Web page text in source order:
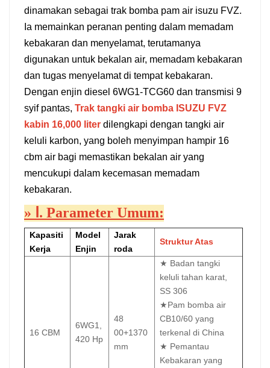
中文 қазақ
Filipino မြန်မာ
српски
dinamakan sebagai trak bomba pam air isuzu FVZ.
Ia memainkan peranan penting dalam memadam
kebakaran dan menyelamat, terutamanya
digunakan untuk bekalan air, memadam kebakaran
dan tugas menyelamat di tempat kebakaran.
Dengan enjin diesel 6WG1-TCG60 dan transmisi 9
syif pantas, Trak tangki air bomba ISUZU FVZ
kabin 16,000 liter dilengkapi dengan tangki air
keluli karbon, yang boleh menyimpan hampir 16
cbm air bagi memastikan bekalan air yang
mencukupi dalam kecemasan memadam
kebakaran.
» Ⅰ. Parameter Umum:
Kapasiti
Kerja
Model
Enjin
Jarak
roda
Struktur Atas
16 CBM
6WG1,
420 Hp
48
00+1370
mm
★ Badan tangki
keluli tahan karat,
SS 306
★Pam bomba air
CB10/60 yang
terkenal di China
★ Pemantau
Kebakaran yang